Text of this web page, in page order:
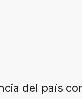
del país